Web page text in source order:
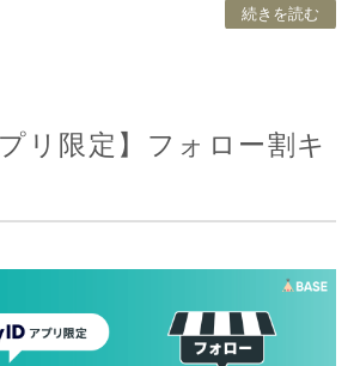
続きを読む
リ限定】フォロー割キ